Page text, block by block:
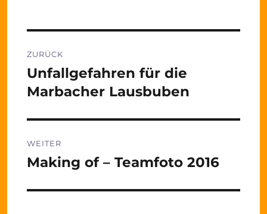
ZURÜCK
Vorheriger
Beitrag:
Unfallgefahren für die
Marbacher Lausbuben
WEITER
Nächster
Making of – Teamfoto 2016